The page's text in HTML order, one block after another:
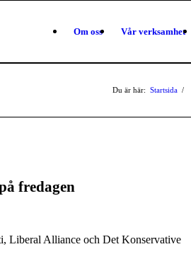
Om oss Vår verksamhet
Du är här: Startsida /
fredagen
Liberal Alliance och Det Konservative